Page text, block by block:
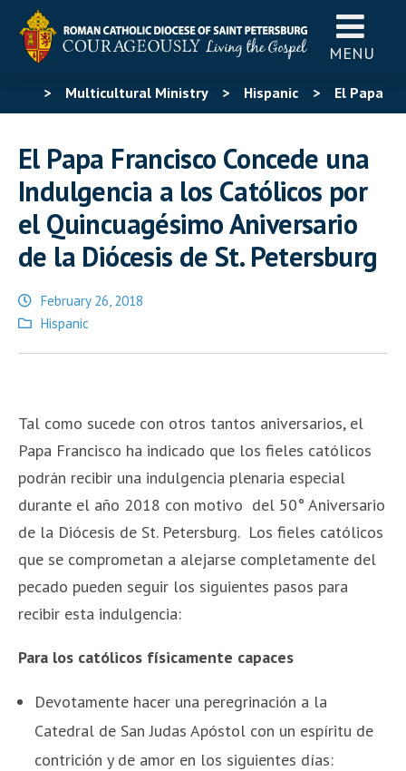
MENU
> Multicultural Ministry > Hispanic > El Papa
Quincuagésimo Aniversario de la Diócesis de St.
Petersburg
El Papa Francisco Concede una
Indulgencia a los Católicos por
el Quincuagésimo Aniversario
de la Diócesis de St. Petersburg
February 26, 2018
Posted
Hispanic
Tal como sucede con otros tantos aniversarios, el
Papa Francisco ha indicado que los fieles católicos
podrán recibir una indulgencia plenaria especial
durante el año 2018 con motivo del 50° Aniversario
de la Diócesis de St. Petersburg. Los fieles católicos
que se comprometan a alejarse completamente del
pecado pueden seguir los siguientes pasos para
recibir esta indulgencia:
Para los católicos físicamente capaces
Devotamente hacer una peregrinación a la
Catedral de San Judas Apóstol con un espíritu de
contrición y de amor en los siguientes días: